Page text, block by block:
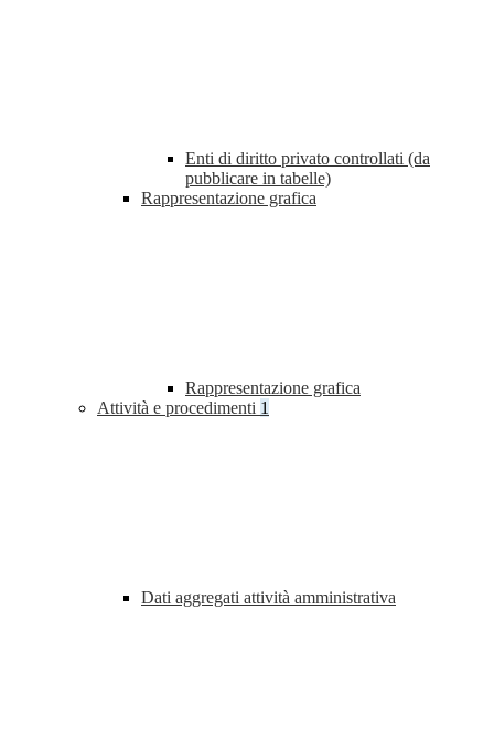
Enti di diritto privato controllati (da
pubblicare in tabelle)
Rappresentazione grafica
Rappresentazione grafica
Attività e procedimenti 1
Dati aggregati attività amministrativa